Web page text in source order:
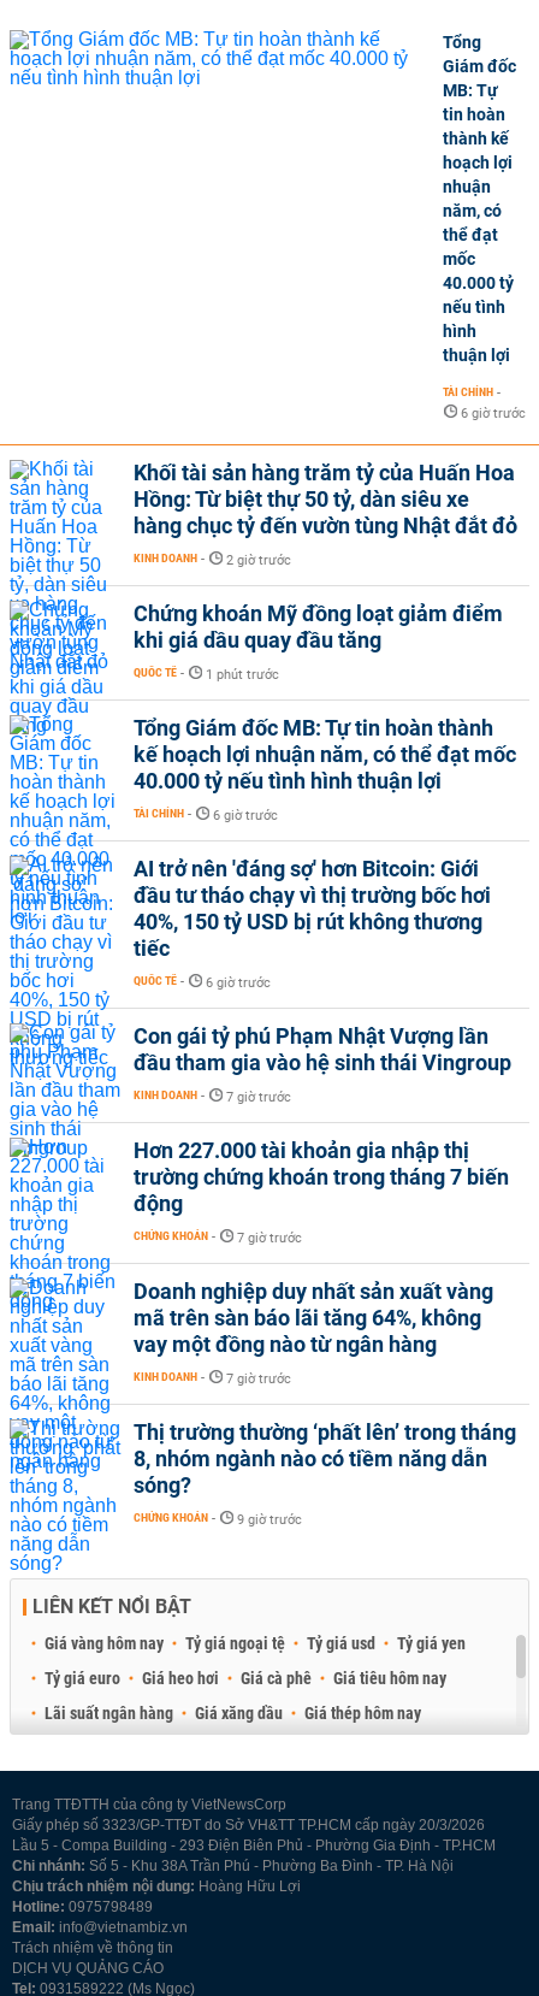
Tổng
Giám đốc
MB: Tự
tin hoàn
thành kế
hoạch lợi
nhuận
năm, có
thể đạt
mốc
40.000 tỷ
nếu tình
hình
thuận lợi
TÀI CHÍNH -
6 giờ trước
Khối tài sản hàng trăm tỷ của Huấn Hoa
Hồng: Từ biệt thự 50 tỷ, dàn siêu xe
hàng chục tỷ đến vườn tùng Nhật đắt đỏ
KINH DOANH - 2 giờ trước
Chứng khoán Mỹ đồng loạt giảm điểm
khi giá dầu quay đầu tăng
QUỐC TẾ - 1 phút trước
Tổng Giám đốc MB: Tự tin hoàn thành
kế hoạch lợi nhuận năm, có thể đạt mốc
40.000 tỷ nếu tình hình thuận lợi
TÀI CHÍNH - 6 giờ trước
AI trở nên 'đáng sợ' hơn Bitcoin: Giới
đầu tư tháo chạy vì thị trường bốc hơi
40%, 150 tỷ USD bị rút không thương
tiếc
QUỐC TẾ - 6 giờ trước
Con gái tỷ phú Phạm Nhật Vượng lần
đầu tham gia vào hệ sinh thái Vingroup
KINH DOANH - 7 giờ trước
Hơn 227.000 tài khoản gia nhập thị
trường chứng khoán trong tháng 7 biến
động
CHỨNG KHOÁN - 7 giờ trước
Doanh nghiệp duy nhất sản xuất vàng
mã trên sàn báo lãi tăng 64%, không
vay một đồng nào từ ngân hàng
KINH DOANH - 7 giờ trước
Thị trường thường ‘phất lên’ trong tháng
8, nhóm ngành nào có tiềm năng dẫn
sóng?
CHỨNG KHOÁN - 9 giờ trước
LIÊN KẾT NỔI BẬT
Giá vàng hôm nay Tỷ giá ngoại tệ Tỷ giá usd
Tỷ giá yen
Tỷ giá euro
Giá heo hơi Giá cà phê
Giá tiêu hôm nay
Lãi suất ngân hàng
Giá xăng dầu
Giá thép hôm nay
Trang TTĐTTH của công ty VietNewsCorp
Giấy phép số 3323/GP-TTĐT do Sở VH&TT TP.HCM cấp ngày 20/3/2026
Lầu 5 - Compa Building - 293 Điện Biên Phủ - Phường Gia Định - TP.HCM
Chi nhánh: Số 5 - Khu 38A Trần Phú - Phường Ba Đình - TP. Hà Nội
Chịu trách nhiệm nội dung: Hoàng Hữu Lợi
Hotline: 0975798489
Email: info@vietnambiz.vn
Trách nhiệm về thông tin
DỊCH VỤ QUẢNG CÁO
Tel: 0931589222 (Ms Ngọc)